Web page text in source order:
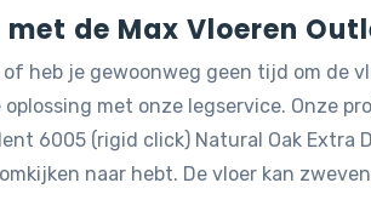
de Max Vloeren
heb je gewoonweg geen tijd om de
met onze legservice. Onze
6005 (rigid click) Natural Oak Extra
naar hebt. De vloer kan